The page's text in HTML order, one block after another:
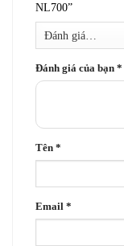
NL700”
Đánh giá của bạn *
Tên *
Email *